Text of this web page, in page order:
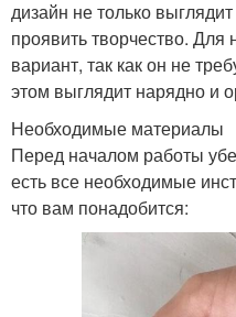
дизайн не только
проявить творчество.
вариант, так как он не
этом выглядит нарядно и
Необходимые материалы
Перед началом работы
есть все необходимые
что вам понадобится: